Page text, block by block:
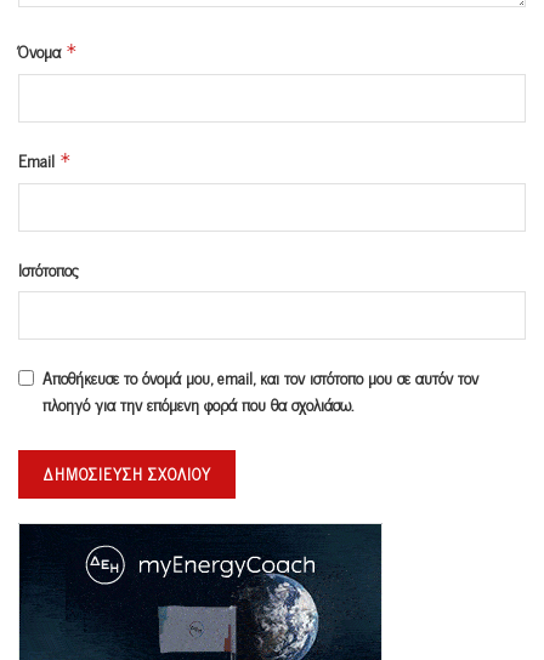
Όνομα *
Email *
Ιστότοπος
Αποθήκευσε το όνομά μου, email, και τον ιστότοπο μου σε αυτόν τον
πλοηγό για την επόμενη φορά που θα σχολιάσω.